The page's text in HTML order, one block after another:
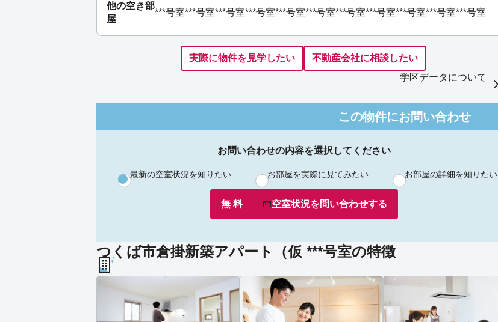
他の空き部
屋
***号室***号室***号室***号室***号室***号室***号室***号室***号室***号室***号室
実際に物件を見学したい
不動産会社に相談したい
学区データについて
この物件にお問い合わせ
お問い合わせの内容を選択してください
最新の空室状況を知りたい お部屋を実際に見てみたい お部屋の詳細を知りたい
無 料 空室状況を問い合わせする
つくば市倉掛新築アパート（仮 ***号室の特徴